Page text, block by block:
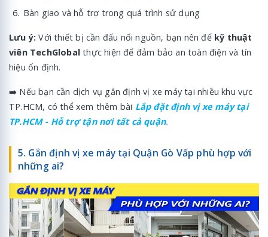
Bàn giao và hỗ trợ trong quá trình sử dụng
Lưu ý: Với thiết bị cần đấu nối nguồn, bạn nên để kỹ thuật
viên TechGlobal thực hiện để đảm bảo an toàn điện và tín
hiệu ổn định.
➡️ Nếu bạn cần dịch vụ gắn định vị xe máy tại nhiều khu vực
TP.HCM, có thể xem thêm bài Lắp đặt định vị xe máy tại
TP.HCM - Hỗ trợ tận nơi tất cả quận.
5. Gắn định vị xe máy tại Quận Gò Vấp phù hợp với
những ai?